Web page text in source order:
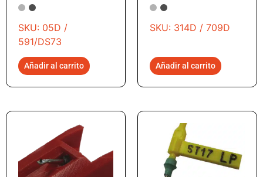
SKU: 05D /
591/DS73
Añadir al carrito
SKU: 314D / 709D
Añadir al carrito